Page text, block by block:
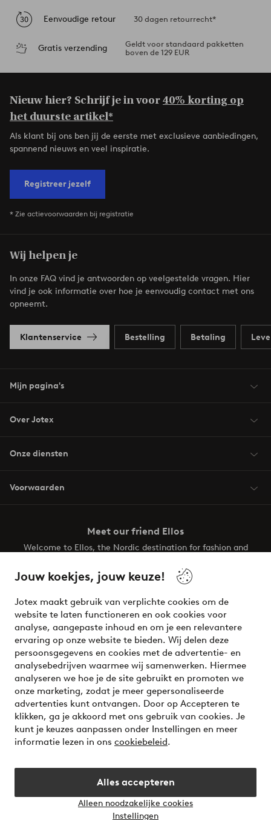
Jouw koekjes, jouw keuze!
Jotex maakt gebruik van verplichte cookies om de
website te laten functioneren en ook cookies voor
analyse, aangepaste inhoud en om je een relevantere
ervaring op onze website te bieden. Wij delen deze
persoonsgegevens en cookies met de advertentie- en
analysebedrijven waarmee wij samenwerken. Hiermee
analyseren we hoe je de site gebruikt en promoten we
onze marketing, zodat je meer gepersonaliseerde
advertenties kunt ontvangen. Door op Accepteren te
klikken, ga je akkoord met ons gebruik van cookies. Je
kunt je keuzes aanpassen onder Instellingen en meer
informatie lezen in ons cookiebeleid.
Alles accepteren
Alleen noodzakelijke cookies
Instellingen
Eenvoudige retour 30 dagen retourrecht*
Gratis verzending
Geldt voor standaard pakketten
boven de 129 EUR
Nieuw hier? Schrijf je in voor40% korting op
het duurste artikel*
Als klant bij ons ben jij de eerste met exclusieve aanbiedingen,
spannend nieuws en veel inspiratie.
Registreer jezelf
* Zie actievoorwaarden bij registratie
Wij helpen je
In onze FAQ vind je antwoorden op veelgestelde vragen. Hier
vind je ook informatie over hoe je eenvoudig contact met ons
opneemt.
Klantenservice Bestelling Betaling
Mijn pagina's
Over Jotex
Onze diensten
Voorwaarden
Meet our friend Ellos
Welcome to Ellos, the Nordic destination for fashion and
your wardrobe. Your next inspiring look is here!
Veilig betalen - Nu betalen of opsplitsen
Wil je meer weten over onze betaalopties?